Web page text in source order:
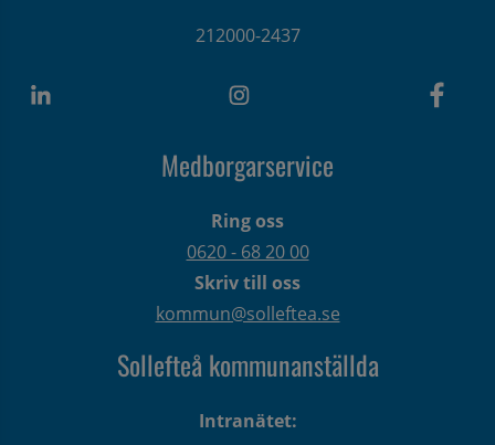
212000-2437
Medborgarservice
Ring oss
0620 - 68 20 00
Skriv till oss
kommun@solleftea.se
Sollefteå kommunanställda
Intranätet: